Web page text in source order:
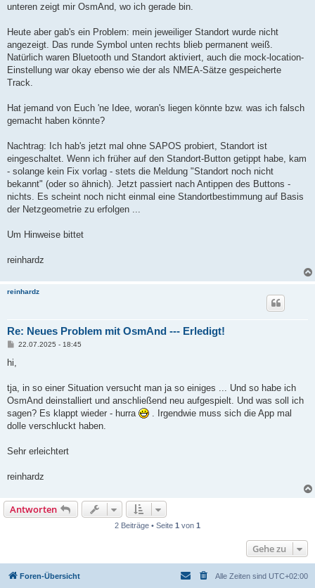
unteren zeigt mir OsmAnd, wo ich gerade bin.
Heute aber gab's ein Problem: mein jeweiliger Standort wurde nicht
angezeigt. Das runde Symbol unten rechts blieb permanent weiß.
Natürlich waren Bluetooth und Standort aktiviert, auch die mock-location-
Einstellung war okay ebenso wie der als NMEA-Sätze gespeicherte
Track.
Hat jemand von Euch 'ne Idee, woran's liegen könnte bzw. was ich falsch
gemacht haben könnte?
Nachtrag: Ich hab's jetzt mal ohne SAPOS probiert, Standort ist
eingeschaltet. Wenn ich früher auf den Standort-Button getippt habe, kam
- solange kein Fix vorlag - stets die Meldung "Standort noch nicht
bekannt" (oder so ähnich). Jetzt passiert nach Antippen des Buttons -
nichts. Es scheint noch nicht einmal eine Standortbestimmung auf Basis
der Netzgeometrie zu erfolgen ...
Um Hinweise bittet
reinhardz
reinhardz
Re: Neues Problem mit OsmAnd --- Erledigt!
B
t
a
g
22.07.2025 - 18:45
hi,
tja, in so einer Situation versucht man ja so einiges ... Und so habe ich
OsmAnd deinstalliert und anschließend neu aufgespielt. Und was soll ich
sagen? Es klappt wieder - hurra
. Irgendwie muss sich die App mal
dolle verschluckt haben.
Sehr erleichtert
reinhardz
Antworten
2 Beiträge • Seite 1 von 1
Gehe zu
Foren-Übersicht Alle Zeiten sind UTC+02:00